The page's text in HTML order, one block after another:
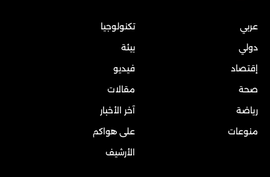
عربي
دولي
إقتصاد
صحة
رياضة
منوعات
تكنولوجيا
بيئة
فيديو
مقالات
آخر الأخبار
على هواكم
الأرشيف